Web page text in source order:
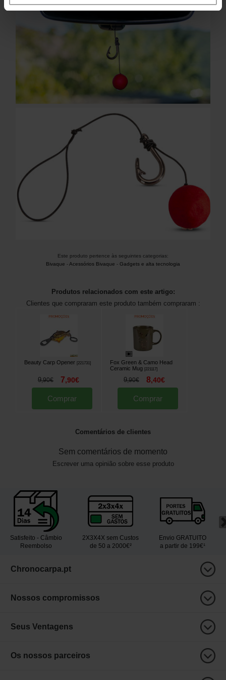
Este produto pertence às seguintes categorias:
Bivaque -Acessórios Bivaque - Gadgets e alta tecnologia
Produtos relacionados com este artigo:
Clientes que compraram este produto também compraram :
Beauty Carp Opener 221731]
9,90€ 7,90€
Comprar
Fox Green & Camo Head
Ceramic Mug
221117]
9,90€ 8,40€
Comprar
Comentários de clientes
Sem comentários de momento
Escrever uma opinião sobre esse produto
Satisfeito - Câmbio
Reembolso
2X3X4X sem Custos
de 50 a 2000€²
Envio GRATUITO
a partir de 199€¹
Chronocarpa.pt
Nossos compromissos
Seus Ventagens
Os nossos parceiros